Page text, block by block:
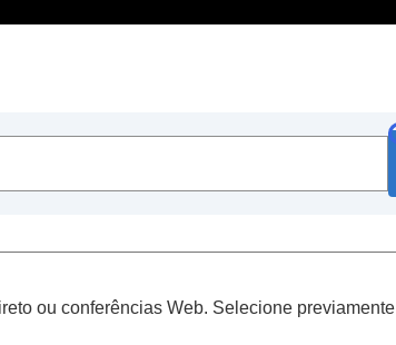
ou conferências Web. Selecione previamente